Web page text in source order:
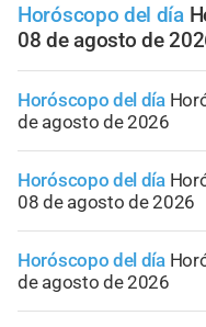
Horóscopo del día
08 de agosto de
Horóscopo del día
de agosto de 2026
Horóscopo del día
08 de agosto de 2026
Horóscopo del día
de agosto de 2026